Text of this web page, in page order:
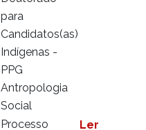
para
Candidatos(as)
Indígenas -
PPG
Antropologia
Social
Processo
Ler mais